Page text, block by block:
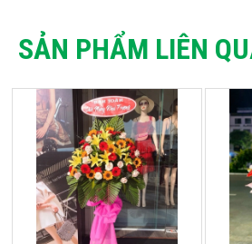
SẢN PHẨM LIÊN